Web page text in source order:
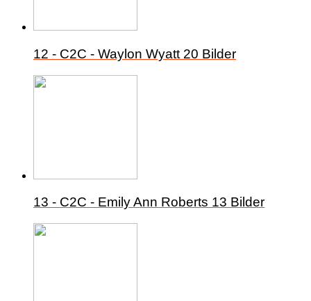
12 - C2C - Waylon Wyatt 20 Bilder
13 - C2C - Emily Ann Roberts 13 Bilder